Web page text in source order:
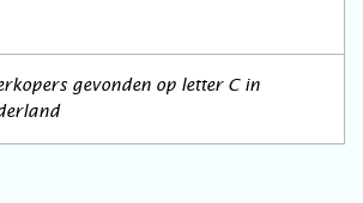
gevonden op letter C in